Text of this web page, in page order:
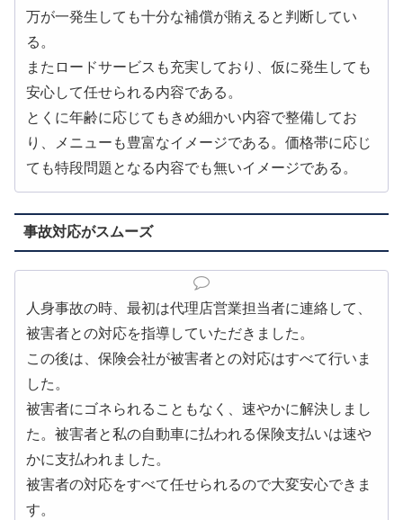
万が一発生しても十分な補償が賄えると判断してい
る。
またロードサービスも充実しており、仮に発生しても
安心して任せられる内容である。
とくに年齢に応じてもきめ細かい内容で整備してお
り、メニューも豊富なイメージである。価格帯に応じ
ても特段問題となる内容でも無いイメージである。
事故対応がスムーズ
人身事故の時、最初は代理店営業担当者に連絡して、
被害者との対応を指導していただきました。
この後は、保険会社が被害者との対応はすべて行いま
した。
被害者にゴネられることもなく、速やかに解決しまし
た。被害者と私の自動車に払われる保険支払いは速や
かに支払われました。
被害者の対応をすべて任せられるので大変安心できま
す。